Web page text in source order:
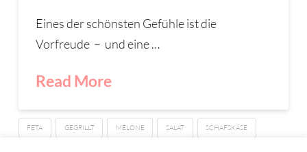
Eines der schönsten Gefühle ist die
Vorfreude – und eine …
Read More
FETA GEGRILLT MELONE SALAT SCHAFSKÄSE